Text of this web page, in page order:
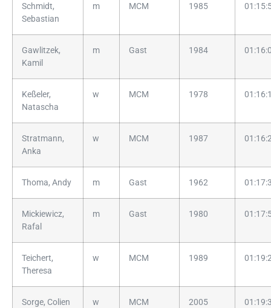
Schmidt,
Sebastian
m MCM 1985
Gawlitzek,
Kamil
m Gast 1984
Keßeler,
Natascha
w MCM 1978
Stratmann,
Anka
w MCM 1987
Thoma, Andy m Gast 1962
Mickiewicz,
Rafal
m Gast 1980
Teichert,
Theresa
w MCM 1989
Sorge, Colien w MCM 2005